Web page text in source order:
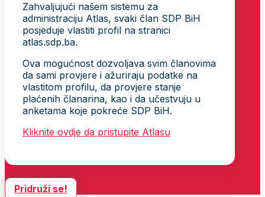
Zahvaljujući našem sistemu za
administraciju Atlas, svaki član SDP BiH
posjeduje vlastiti profil na stranici
atlas.sdp.ba.
Ova mogućnost dozvoljava svim članovima
da sami provjere i ažuriraju podatke na
vlastitom profilu, da provjere stanje
plaćenih članarina, kao i da učestvuju u
anketama koje pokreće SDP BiH.
Kliknite ovdje da pristupite Atlasu
Pridruži se!